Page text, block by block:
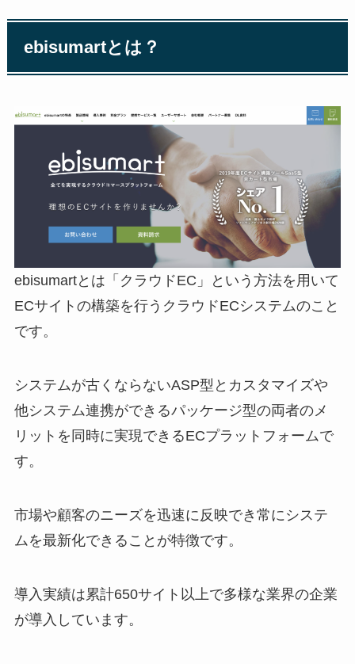
ebisumartとは？
ebisumartとは「クラウドEC 」という方法を用いて
ECサイトの構築を行うクラウドECシステムのこと
です。
システムが古くならないASP型とカスタマイズや
他システム連携ができるパッケージ型の両者のメ
リットを同時に実現できるECプラットフォームで
す。
市場や顧客のニーズを迅速に反映でき常にシステ
ムを最新化できることが特徴です。
導入実績は累計650サイト以上で多様な業界の企業
が導入しています。